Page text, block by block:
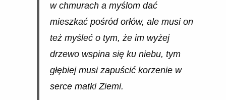
w chmurach a myślom dać
mieszkać pośród orłów, ale musi on
też myśleć o tym, że im wyżej
drzewo wspina się ku niebu, tym
głębiej musi zapuścić korzenie w
serce matki Ziemi.